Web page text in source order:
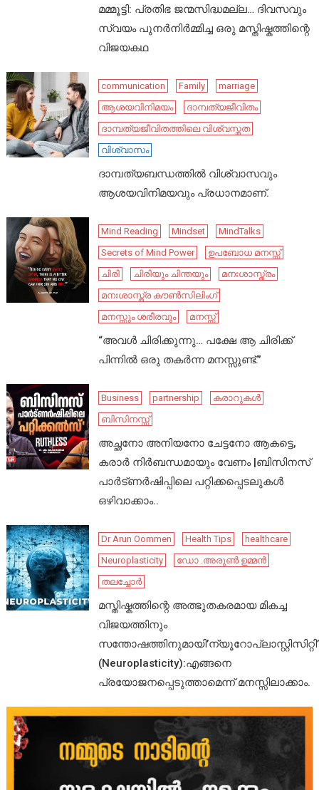
മമ്മൂട്ടി: പ്രതിഭ ജന്മസിദ്ധമല്ല… ദിവസവും
സ്വയം പുനർനിർമ്മിച്ച ഒരു മസ്തിഷ്കത്തിന്റെ
വിജയകഥ
communication Family
marriage
ആശയവിനിമയം
ദാമ്പത്യജീവിതം
ദാമ്പത്യജീവിതത്തിലെ വിശ്വസ്തത
വിശ്വാസം
ദാമ്പത്യബന്ധത്തിൽ വിശ്വാസവും
ആശയവിനിമയവും പ്രധാനമാണ്.
Mind Reading Mindset
MindTalks
Secrets of Mind Power
ഉപബോധ മനസ്സ്
ചിരി
ചിരിയും ചിന്തയും
മനഃശാസ്ത്രം
മനഃശാസ്ത്ര കൗൺസിലിംഗ്
മനസ്സും ശരീരവും
മനസ്സ്
“അവൾ ചിരിക്കുന്നു… പക്ഷേ ആ ചിരിക്ക്
പിന്നിൽ ഒരു തകർന്ന മനസ്സുണ്ട്.”
Business partnership
കരാറുകൾ
ബിസിനസ്സ്
അച്ഛനോ അനിയനോ ചേട്ടനോ ആകട്ടെ,
കരാർ നിർബന്ധമായും വേണം |ബിസിനസ്
പാർട്ണർഷിപ്പിലെ പറ്റിക്കപ്പെടലുകൾ
ഒഴിവാക്കാം..
Dr Arun Oommen Health Tips
healthcare
Neuroplasticity
ഡോ .അരുൺ ഉമ്മൻ
തലച്ചോർ
മസ്തിഷ്കത്തിന്റെ അത്ഭുതകരമായ മികച്ച
വിജയത്തിനും
സന്തോഷത്തിനുമായി’ന്യൂറോപ്ലാസ്റ്റിസിറ്റി’
(Neuroplasticity):എങ്ങനെ
പ്രയോജനപ്പെടുത്താമെന്ന് മനസ്സിലാക്കാം.